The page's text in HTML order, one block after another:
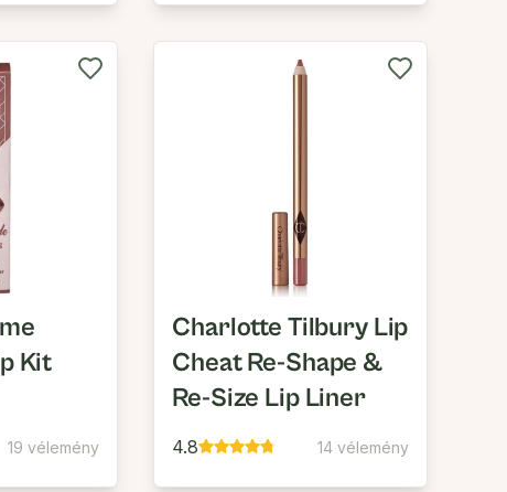
Kit
19 vélemény
Charlotte Tilbury Lip
Cheat Re-Shape &
Re-Size Lip Liner
4.8 14 vélemény